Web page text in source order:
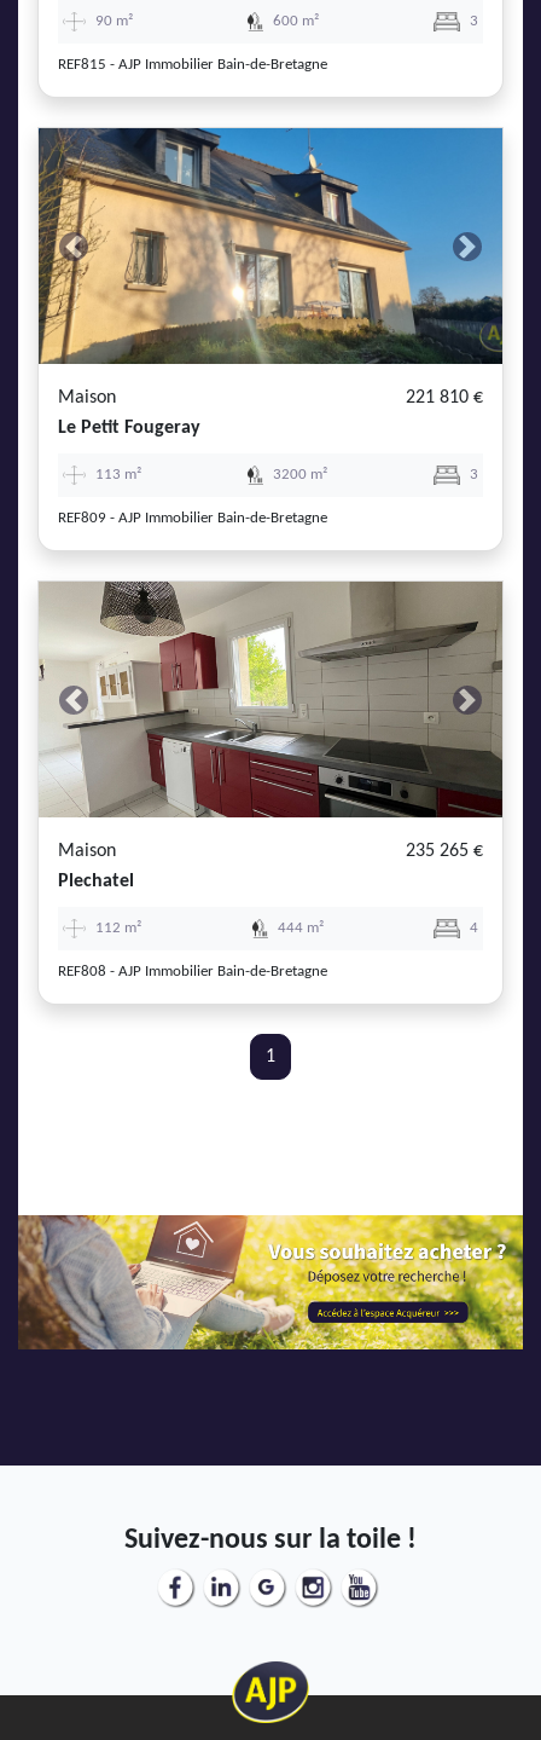
90 m² 600 m² 3
REF815 - AJP Immobilier Bain-de-Bretagne
Previous Next
Maison
221 810 €
Le Petit Fougeray
113 m² 3200 m² 3
REF809 - AJP Immobilier Bain-de-Bretagne
Previous Next
Maison
235 265 €
Plechatel
112 m² 444 m² 4
REF808 - AJP Immobilier Bain-de-Bretagne
1
Suivez-nous sur la toile !